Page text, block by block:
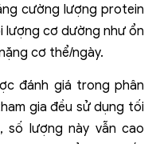
cường lượng protein
lượng cơ dường như ổn
cơ thể/ngày.
đánh giá trong phân
gia đều sử dụng tối
số lượng này vẫn cao